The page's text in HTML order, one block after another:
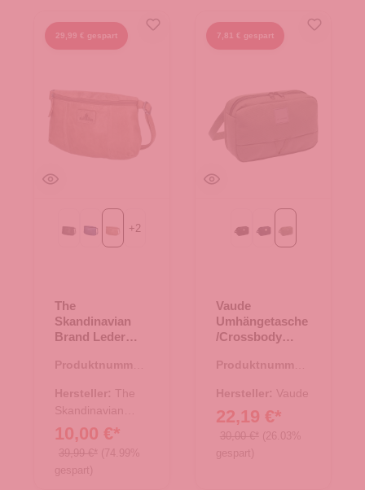
29,99 € gespart
BlackBluebeige
+2
The
Skandinavian
Brand Leder
- beige
Produktnummer:
Hersteller: The
Skandinavian
Brand
10,00 €*
39,99 €* (74.99%
gespart)
7,81 € gespart
Blackeclipsekhaki
Vaude
Umhängetasche
/Crossbody
Minibag 3 khaki
Produktnummer:
Hersteller: Vaude
22,19 €*
30,00 €* (26.03%
gespart)